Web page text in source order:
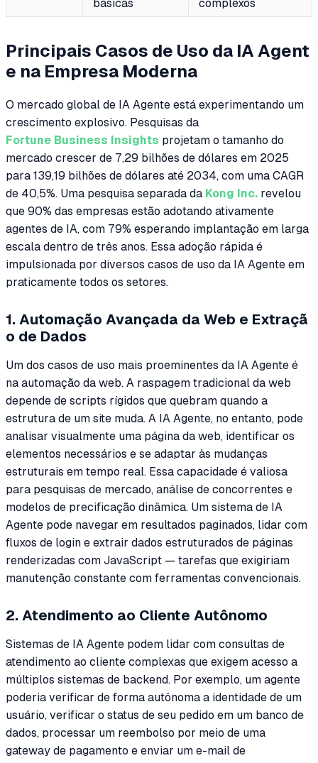
básicas
complexos
Principais Casos de Uso da IA Agent
e na Empresa Moderna
O mercado global de IA Agente está experimentando um
crescimento explosivo. Pesquisas da
Fortune Business Insights projetam o tamanho do
mercado crescer de 7,29 bilhões de dólares em 2025
para 139,19 bilhões de dólares até 2034, com uma CAGR
de 40,5%. Uma pesquisa separada da Kong Inc. revelou
que 90% das empresas estão adotando ativamente
agentes de IA, com 79% esperando implantação em larga
escala dentro de três anos. Essa adoção rápida é
impulsionada por diversos casos de uso da IA Agente em
praticamente todos os setores.
1. Automação Avançada da Web e Extraçã
o de Dados
Um dos casos de uso mais proeminentes da IA Agente é
na automação da web. A raspagem tradicional da web
depende de scripts rígidos que quebram quando a
estrutura de um site muda. A IA Agente, no entanto, pode
analisar visualmente uma página da web, identificar os
elementos necessários e se adaptar às mudanças
estruturais em tempo real. Essa capacidade é valiosa
para pesquisas de mercado, análise de concorrentes e
modelos de precificação dinâmica. Um sistema de IA
Agente pode navegar em resultados paginados, lidar com
fluxos de login e extrair dados estruturados de páginas
renderizadas com JavaScript — tarefas que exigiriam
manutenção constante com ferramentas convencionais.
2. Atendimento ao Cliente Autônomo
Sistemas de IA Agente podem lidar com consultas de
atendimento ao cliente complexas que exigem acesso a
múltiplos sistemas de backend. Por exemplo, um agente
poderia verificar de forma autônoma a identidade de um
usuário, verificar o status de seu pedido em um banco de
dados, processar um reembolso por meio de uma
gateway de pagamento e enviar um e-mail de